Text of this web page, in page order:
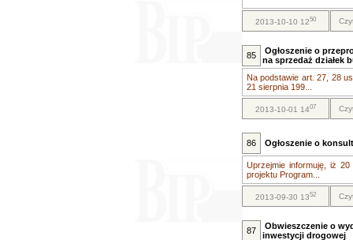
2013-10-10 1250
85
Ogłoszenie o
na sprzedaż działek
Na podstawie art. 27, 28
21 sierpnia 199...
2013-10-01 1407
86 Ogłoszenie o
Uprzejmie informuję, iż
projektu Program...
2013-09-30 1352
87
Obwieszczenie o
inwestycji drogowej